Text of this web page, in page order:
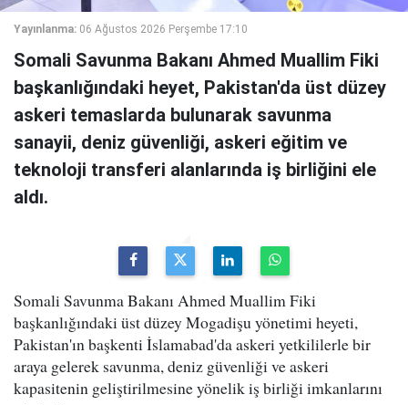
Yayınlanma: 06 Ağustos 2026 Perşembe 17:10
Somali Savunma Bakanı Ahmed Muallim Fiki
başkanlığındaki heyet, Pakistan'da üst düzey
askeri temaslarda bulunarak savunma
sanayii, deniz güvenliği, askeri eğitim ve
teknoloji transferi alanlarında iş birliğini ele
aldı.
Somali Savunma Bakanı Ahmed Muallim Fiki
başkanlığındaki üst düzey Mogadişu yönetimi heyeti,
Pakistan'ın başkenti İslamabad'da askeri yetkililerle bir
araya gelerek savunma, deniz güvenliği ve askeri
kapasitenin geliştirilmesine yönelik iş birliği imkanlarını